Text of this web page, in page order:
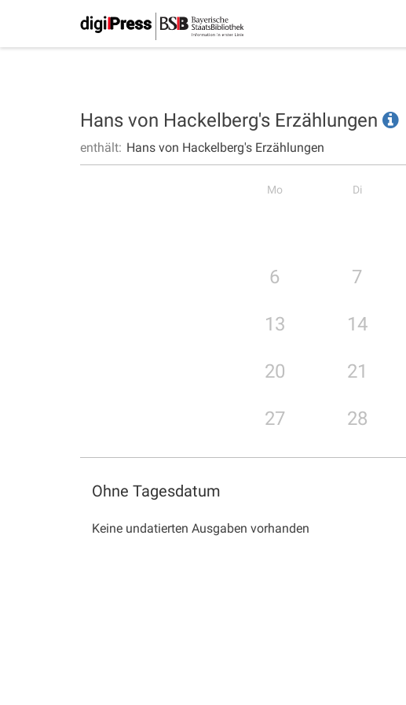
Hans von Hackelberg's Erzählungen
enthält: Hans von Hackelberg's Erzählungen
Mo Di
6 7
13 14
20 21
27 28
Ohne Tagesdatum
Keine undatierten Ausgaben vorhanden